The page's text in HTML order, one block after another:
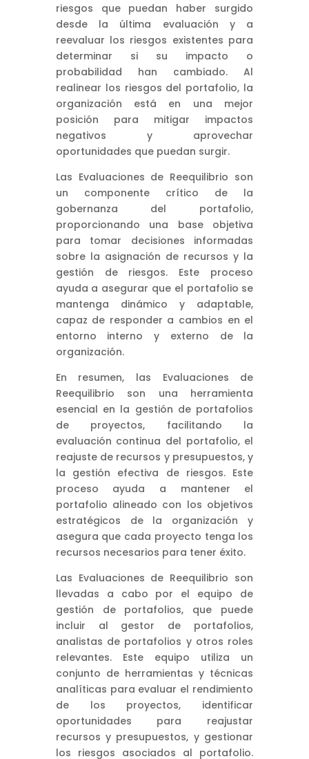
riesgos que puedan haber surgido
desde la última evaluación y a
reevaluar los riesgos existentes para
determinar si su impacto o
probabilidad han cambiado. Al
realinear los riesgos del portafolio, la
organización está en una mejor
posición para mitigar impactos
negativos y aprovechar
oportunidades que puedan surgir.
Las Evaluaciones de Reequilibrio son
un componente crítico de la
gobernanza del portafolio,
proporcionando una base objetiva
para tomar decisiones informadas
sobre la asignación de recursos y la
gestión de riesgos. Este proceso
ayuda a asegurar que el portafolio se
mantenga dinámico y adaptable,
capaz de responder a cambios en el
entorno interno y externo de la
organización.
En resumen, las Evaluaciones de
Reequilibrio son una herramienta
esencial en la gestión de portafolios
de proyectos, facilitando la
evaluación continua del portafolio, el
reajuste de recursos y presupuestos, y
la gestión efectiva de riesgos. Este
proceso ayuda a mantener el
portafolio alineado con los objetivos
estratégicos de la organización y
asegura que cada proyecto tenga los
recursos necesarios para tener éxito.
Las Evaluaciones de Reequilibrio son
llevadas a cabo por el equipo de
gestión de portafolios, que puede
incluir al gestor de portafolios,
analistas de portafolios y otros roles
relevantes. Este equipo utiliza un
conjunto de herramientas y técnicas
analíticas para evaluar el rendimiento
de los proyectos, identificar
oportunidades para reajustar
recursos y presupuestos, y gestionar
los riesgos asociados al portafolio.